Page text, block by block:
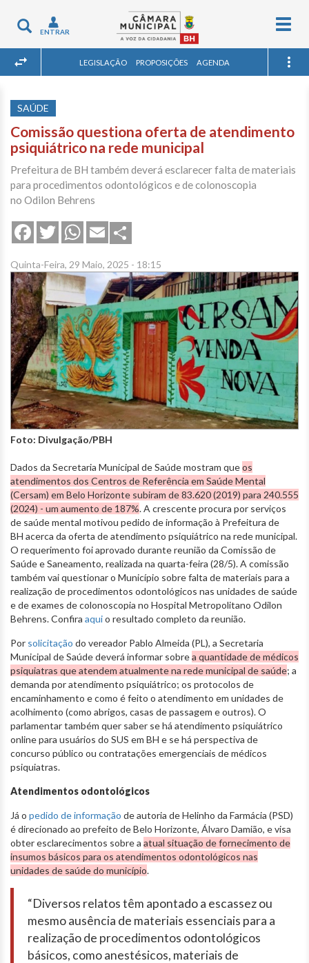
Toggle
navigation
ENTRAR
LEGISLAÇÃO PROPOSIÇÕES AGENDA
SAÚDE
Comissão questiona oferta de atendimento
psiquiátrico na rede municipal
Prefeitura de BH também deverá esclarecer falta de materiais
para procedimentos odontológicos e de colonoscopia
no Odilon Behrens
FacebookTwitterWhatsApp
Email
Quinta-Feira, 29 Maio, 2025 - 18:15
Foto: Divulgação/PBH
Dados da Secretaria Municipal de Saúde mostram queos
atendimentos dos Centros de Referência em Saúde Mental
(Cersam) em Belo Horizonte subiram de 83.620 (2019) para 240.555
(2024) - um aumento de 187%. A crescente procura por serviços
de saúde mental motivou pedido de informação à Prefeitura de
BH acerca da oferta de atendimento psiquiátrico na rede municipal.
O requerimento foi aprovado durante reunião da Comissão de
Saúde e Saneamento, realizada na quarta-feira (28/5). A comissão
também vai questionar o Município sobre falta de materiais para a
realização de procedimentos odontológicos nas unidades de saúde
e de exames de colonoscopia no Hospital Metropolitano Odilon
Behrens. Confira aquio resultado completo da reunião.
Por solicitação do vereador Pablo Almeida (PL), a Secretaria
Municipal de Saúde deverá informar sobrea quantidade de médicos
psiquiatras que atendem atualmente na rede municipal de saúde; a
demanda por atendimento psiquiátrico; os protocolos de
encaminhamento e como é feito o atendimento em unidades de
acolhimento (como abrigos, casas de passagem e outros). O
parlamentar também quer saber se há atendimento psiquiátrico
online para usuários do SUS em BH e se há perspectiva de
concurso público ou contratações emergenciais de médicos
psiquiatras.
Atendimentos odontológicos
Já o pedido de informação de autoria de Helinho da Farmácia (PSD)
é direcionado ao prefeito de Belo Horizonte, Álvaro Damião, e visa
obter esclarecimentos sobre a atual situação de fornecimento de
insumos básicos para os atendimentos odontológicos nas
unidades de saúde do município.
“Diversos relatos têm apontado a escassez ou
mesmo ausência de materiais essenciais para a
realização de procedimentos odontológicos
básicos, como anestésicos, materiais de